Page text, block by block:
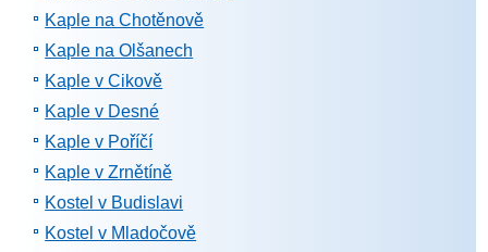
Kaple na Chotěnově
Kaple na Olšanech
Kaple v Cikově
Kaple v Desné
Kaple v Poříčí
Kaple v Zrnětíně
Kostel v Budislavi
Kostel v Mladočově